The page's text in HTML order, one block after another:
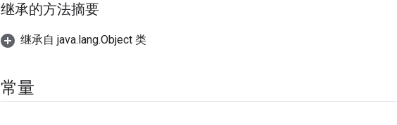
继承的方法摘要
继承自 java.lang.Object 类
常量